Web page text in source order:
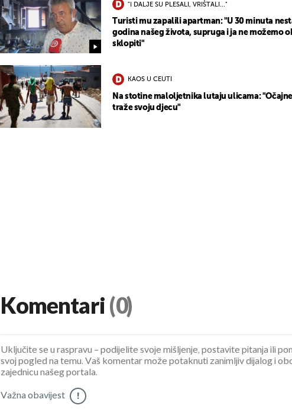
"I DALJE SU PLESALI, VRIŠTALI..."
Turisti mu zapalili apartman: "U 30 minuta
godina našeg života, supruga i ja ne možemo
sklopiti"
KAOS U CEUTI
Na stotine maloljetnika lutaju ulicama:
traže svoju djecu"
Komentari (0)
Uključite se u raspravu – podijelite svoje mišljenje, postavite pitanja ili
svoj pogled na temu. Vaš komentar može potaknuti zanimljiv dijalog i
zajednicu našeg portala.
Važna obavijest !